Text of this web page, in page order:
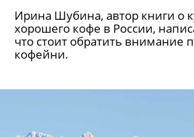
Ирина Шубина, автор книги о
хорошего кофе в России,
что стоит обратить внимание
кофейни.